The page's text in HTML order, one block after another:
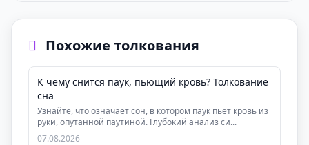
Похожие толкования
К чему снится паук, пьющий кровь? Толкование
сна
Узнайте, что означает сон, в котором паук пьет кровь из
руки, опутанной паутиной. Глубокий анализ си...
07.08.2026